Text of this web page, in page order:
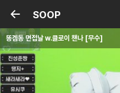
SOOP
똥겜동 면접날 w.클로이 챈나 [무수]